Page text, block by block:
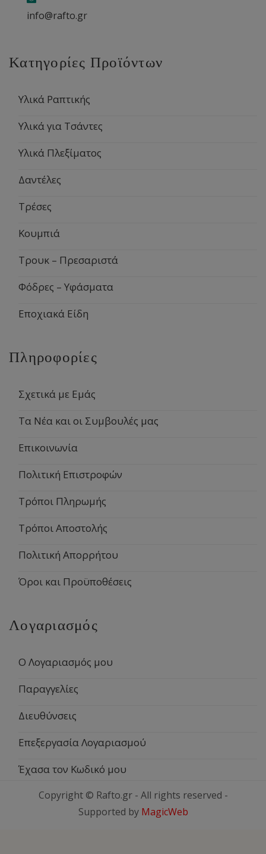
info@rafto.gr
Κατηγορίες Προϊόντων
Υλικά Ραπτικής
Υλικά για Τσάντες
Υλικά Πλεξίματος
Δαντέλες
Τρέσες
Κουμπιά
Τρουκ – Πρεσαριστά
Φόδρες – Υφάσματα
Εποχιακά Είδη
Πληροφορίες
Σχετικά με Εμάς
Τα Νέα και οι Συμβουλές μας
Επικοινωνία
Πολιτική Επιστροφών
Τρόποι Πληρωμής
Τρόποι Αποστολής
Πολιτική Απορρήτου
Όροι και Προϋποθέσεις
Λογαριασμός
Ο Λογαριασμός μου
Παραγγελίες
Διευθύνσεις
Επεξεργασία Λογαριασμού
Έχασα τον Κωδικό μου
Copyright © Rafto.gr - All rights reserved -
Supported by MagicWeb